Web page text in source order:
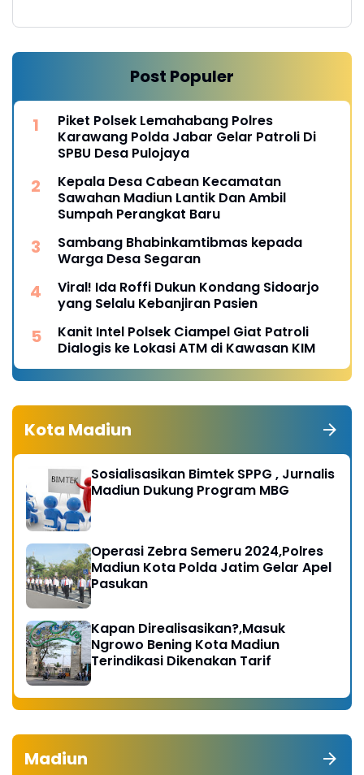
Post Populer
Piket Polsek Lemahabang Polres
Karawang Polda Jabar Gelar Patroli Di
SPBU Desa Pulojaya
Kepala Desa Cabean Kecamatan
Sawahan Madiun Lantik Dan Ambil
Sumpah Perangkat Baru
Sambang Bhabinkamtibmas kepada
Warga Desa Segaran
Viral! Ida Roffi Dukun Kondang Sidoarjo
yang Selalu Kebanjiran Pasien
Kanit Intel Polsek Ciampel Giat Patroli
Dialogis ke Lokasi ATM di Kawasan KIM
Kota Madiun
Sosialisasikan Bimtek SPPG , Jurnalis
Madiun Dukung Program MBG
Operasi Zebra Semeru 2024,Polres
Madiun Kota Polda Jatim Gelar Apel
Pasukan
Kapan Direalisasikan?,Masuk
Ngrowo Bening Kota Madiun
Terindikasi Dikenakan Tarif
Madiun